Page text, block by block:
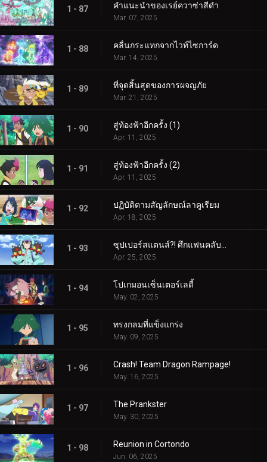
1 - 87 คำแนะนำของเรย์ควาซ่าสีดำ
Mar. 07, 2025
1 - 88 คลื่นกระแทกจากไวท์ไซการ์ด
Mar. 14, 2025
1 - 89 ที่จุดสิ้นสุดของการผจญภัย
Mar. 21, 2025
1 - 90 สู่ท้องฟ้าอีกครั้ง (1)
Apr. 11, 2025
1 - 91 สู่ท้องฟ้าอีกครั้ง (2)
Apr. 11, 2025
1 - 92 ปฏิบัติตามสัญลักษณ์ลาคูเรียม
Apr. 18, 2025
1 - 93
Apr. 25, 2025
1 - 94 โปเกมอนเซ็นเตอร์เลดี้
May. 02, 2025
1 - 95 ทรงกลมที่แข็งแกร่ง
May. 09, 2025
1 - 96 Crash! Team Dragon Rampage!
May. 16, 2025
1 - 97 The Prankster
May. 30, 2025
1 - 98 Reunion in Cortondo
Jun. 06, 2025